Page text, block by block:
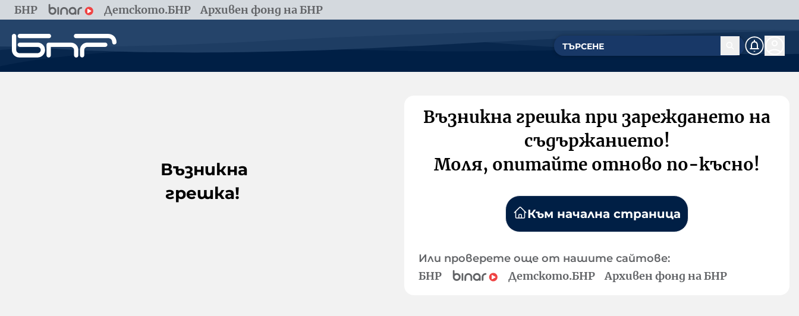
БНР Детското.БНР Архивен фонд на БНР
Възникна
грешка!
Възникна грешка при зареждането на
съдържанието!
Моля, опитайте отново по-късно!
Към начална страница
Или проверете още от нашите сайтове:
БНР Детското.БНР Архивен фонд на БНР